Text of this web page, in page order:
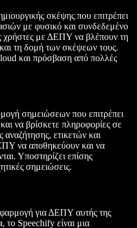
σκέψης που επιτρέπει
με φυσικό και συνδεδεμένο
χρήστες με ΔΕΠΥ να βλέπουν τη
τη δομή των σκέψεων τους.
και πρόσβαση από πολλές
σημειώσεων που επιτρέπει
να βρίσκετε πληροφορίες σε
αναζήτησης, ετικετών και
να αποθηκεύουν και να
Υποστηρίζει επίσης
σημειώσεις.
για ΔΕΠΥ αυτής της
το Speechify είναι μια